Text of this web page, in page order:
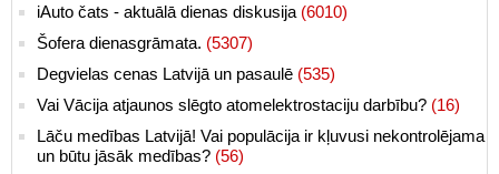
iAuto čats - aktuālā dienas diskusija (6010)
Šofera dienasgrāmata. (5307)
Degvielas cenas Latvijā un pasaulē (535)
Vai Vācija atjaunos slēgto atomelektrostaciju darbību? (16)
Lāču medības Latvijā! Vai populācija ir kļuvusi nekontrolējama
un būtu jāsāk medības? (56)